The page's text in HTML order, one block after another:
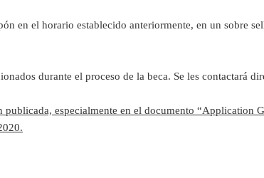
en el horario establecido anteriormente, en un sobre
durante el proceso de la beca. Se les contactará
especialmente en el documento “Application